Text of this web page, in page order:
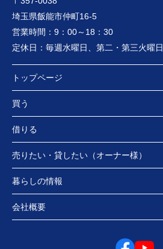
埼玉県飯能市仲町16-5
営業時間： 9：00～18：30
定休日： 毎週水曜日、第二・第三火曜日
トップページ
買う
借りる
売りたい・貸したい（オーナー様）
暮らしの情報
会社概要